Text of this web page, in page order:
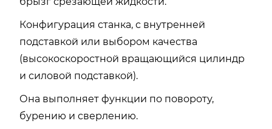
Конфигурация станка, с внутренней
подставкой или выбором качества
(высокоскоростной вращающийся цилиндр
и силовой подставкой).
Она выполняет функции по повороту,
бурению и сверлению.